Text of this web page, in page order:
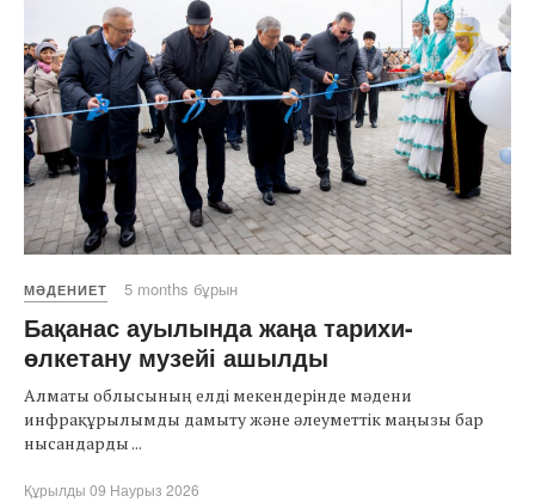
МӘДЕНИЕТ 5 months бұрын
Бақанас ауылында жаңа тарихи-
өлкетану музейі ашылды
Алматы облысының елді мекендерінде мәдени
инфрақұрылымды дамыту және әлеуметтік маңызы бар
нысандарды ...
Құрылды 09 Наурыз 2026